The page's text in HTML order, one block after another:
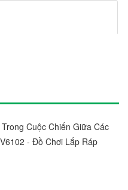
Cuộc Chiến Giữa Các
- Đồ Chơi Lắp Ráp